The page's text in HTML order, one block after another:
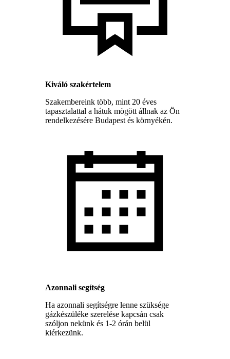
Kiváló szakértelem
Szakembereink több, mint 20 éves
tapasztalattal a hátuk mögött állnak az Ön
rendelkezésére Budapest és környékén.
Azonnali segítség
Ha azonnali segítségre lenne szüksége
gázkészüléke szerelése kapcsán csak
szóljon nekünk és 1-2 órán belül
kiérkezünk.